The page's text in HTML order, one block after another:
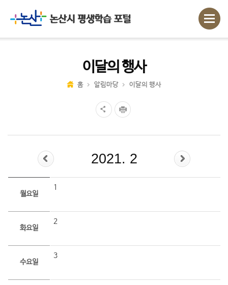
이달의 행사
홈 알림마당 이달의 행사
2021. 2
월요일
1
화요일
2
수요일
3